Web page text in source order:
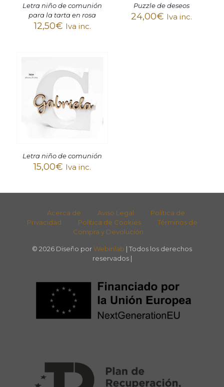
Letra niño de comunión
para la tarta en rosa
12,50€ Iva inc.
Puzzle de deseos
24,00€ Iva inc.
Letra niño de comunión
15,00€ Iva inc.
Acerca de Aviso Legal
Política de
Privacidad
Política de Cookies
Términos de
Compra y Devolución
© 2026 Diseño por Webinlab | Todos los derechos
reservados |